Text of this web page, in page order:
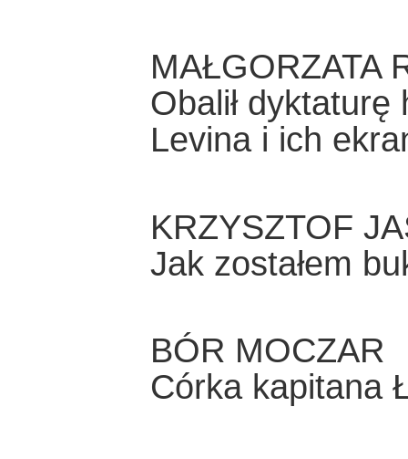
MAŁGORZATA
Obalił
Levina i ich
KRZYSZTOF
Jak zostałem
BÓR MOCZAR
Córka kapitana